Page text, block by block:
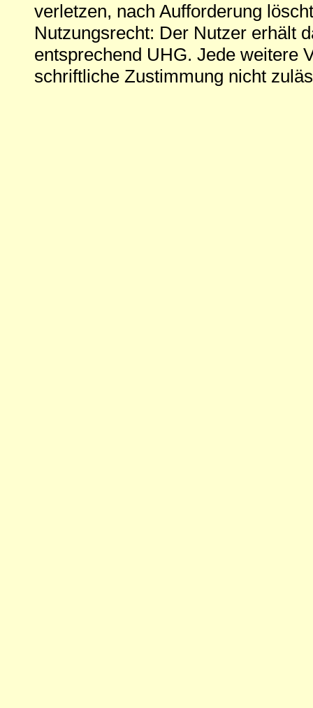
verletzen, nach Aufforderung
Nutzungsrecht: Der Nutzer erhält
entsprechend UHG. Jede weitere
schriftliche Zustimmung nicht